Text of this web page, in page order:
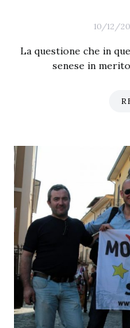
10/12/
La questione che in
senese in